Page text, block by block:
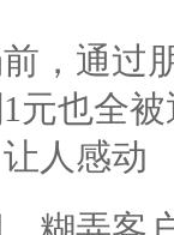
，通过
元也全
人感动